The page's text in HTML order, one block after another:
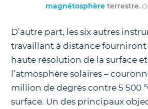
magnétosphère terrestre.
D’autre part, les six autres
travaillant à distance fourniront
haute résolution de la surface
l’atmosphère solaires –
million de degrés contre 5 500
surface. Un des principaux